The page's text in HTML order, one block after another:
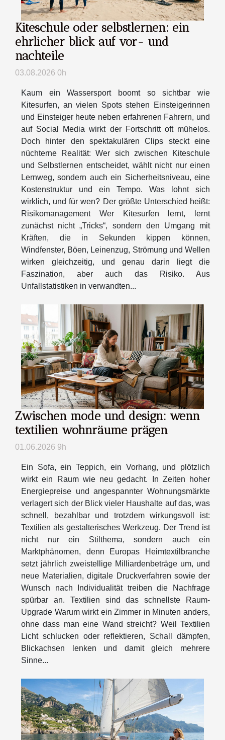
Kiteschule oder selbstlernen: ein
ehrlicher blick auf vor- und
nachteile
03.08.2026 0h
Kaum ein Wassersport boomt so sichtbar wie
Kitesurfen, an vielen Spots stehen Einsteigerinnen
und Einsteiger heute neben erfahrenen Fahrern, und
auf Social Media wirkt der Fortschritt oft mühelos.
Doch hinter den spektakulären Clips steckt eine
nüchterne Realität: Wer sich zwischen Kiteschule
und Selbstlernen entscheidet, wählt nicht nur einen
Lernweg, sondern auch ein Sicherheitsniveau, eine
Kostenstruktur und ein Tempo. Was lohnt sich
wirklich, und für wen? Der größte Unterschied heißt:
Risikomanagement Wer Kitesurfen lernt, lernt
zunächst nicht „Tricks“, sondern den Umgang mit
Kräften, die in Sekunden kippen können,
Windfenster, Böen, Leinenzug, Strömung und Wellen
wirken gleichzeitig, und genau darin liegt die
Faszination, aber auch das Risiko. Aus
Unfallstatistiken in verwandten...
Zwischen mode und design: wenn
textilien wohnräume prägen
01.06.2026 9h
Ein Sofa, ein Teppich, ein Vorhang, und plötzlich
wirkt ein Raum wie neu gedacht. In Zeiten hoher
Energiepreise und angespannter Wohnungsmärkte
verlagert sich der Blick vieler Haushalte auf das, was
schnell, bezahlbar und trotzdem wirkungsvoll ist:
Textilien als gestalterisches Werkzeug. Der Trend ist
nicht nur ein Stilthema, sondern auch ein
Marktphänomen, denn Europas Heimtextilbranche
setzt jährlich zweistellige Milliardenbeträge um, und
neue Materialien, digitale Druckverfahren sowie der
Wunsch nach Individualität treiben die Nachfrage
spürbar an. Textilien sind das schnellste Raum-
Upgrade Warum wirkt ein Zimmer in Minuten anders,
ohne dass man eine Wand streicht? Weil Textilien
Licht schlucken oder reflektieren, Schall dämpfen,
Blickachsen lenken und damit gleich mehrere
Sinne...